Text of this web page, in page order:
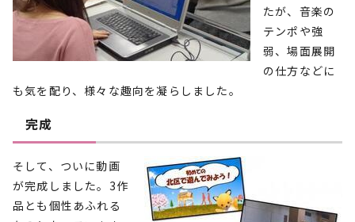
たが、音楽の
テンポや強
弱、場面展開
の仕方などに
も気を配り、様々な趣向を凝らしました。
完成
そして、ついに動画
が完成しました。3作
品とも個性あふれる